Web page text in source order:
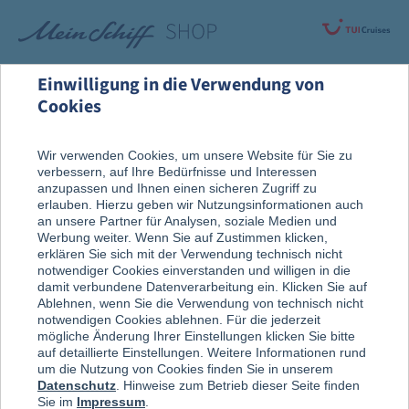
Alle Produkte Fanartikel
Einwilligung in die Verwendung von
Cookies
Wir verwenden Cookies, um unsere Website für Sie zu
verbessern, auf Ihre Bedürfnisse und Interessen
anzupassen und Ihnen einen sicheren Zugriff zu
erlauben. Hierzu geben wir Nutzungsinformationen auch
an unsere Partner für Analysen, soziale Medien und
Werbung weiter. Wenn Sie auf Zustimmen klicken,
erklären Sie sich mit der Verwendung technisch nicht
notwendiger Cookies einverstanden und willigen in die
damit verbundene Datenverarbeitung ein. Klicken Sie auf
Ablehnen, wenn Sie die Verwendung von technisch nicht
notwendigen Cookies ablehnen. Für die jederzeit
mögliche Änderung Ihrer Einstellungen klicken Sie bitte
auf detaillierte Einstellungen. Weitere Informationen rund
um die Nutzung von Cookies finden Sie in unserem
Datenschutz . Hinweise zum Betrieb dieser Seite finden
Sie im Impressum